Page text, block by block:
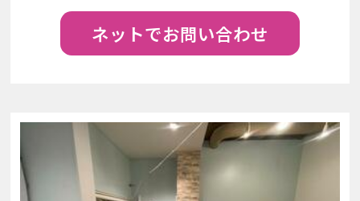
ネットでお問い合わせ